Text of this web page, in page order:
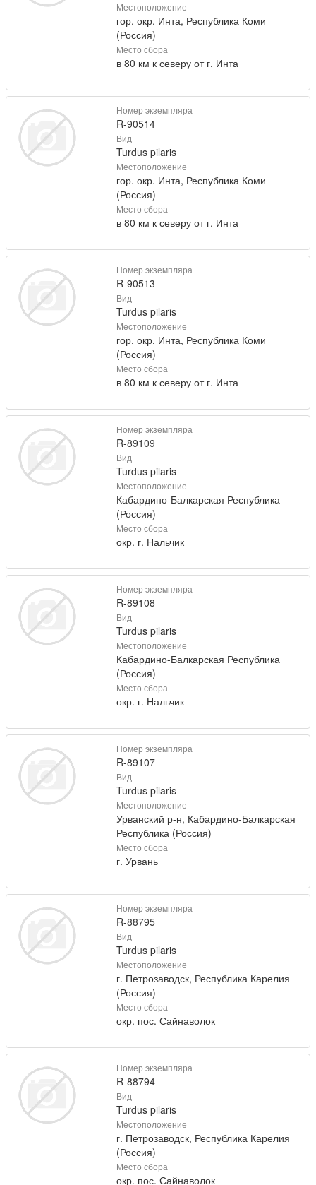
Местоположение
гор. окр. Инта, Республика Коми
(Россия)
Место сбора
в 80 км к северу от г. Инта
Номер экземпляра
R-90514
Вид
Turdus pilaris
Местоположение
гор. окр. Инта, Республика Коми
(Россия)
Место сбора
в 80 км к северу от г. Инта
Номер экземпляра
R-90513
Вид
Turdus pilaris
Местоположение
гор. окр. Инта, Республика Коми
(Россия)
Место сбора
в 80 км к северу от г. Инта
Номер экземпляра
R-89109
Вид
Turdus pilaris
Местоположение
Кабардино-Балкарская Республика
(Россия)
Место сбора
окр. г. Нальчик
Номер экземпляра
R-89108
Вид
Turdus pilaris
Местоположение
Кабардино-Балкарская Республика
(Россия)
Место сбора
окр. г. Нальчик
Номер экземпляра
R-89107
Вид
Turdus pilaris
Местоположение
Урванский р-н, Кабардино-Балкарская
Республика (Россия)
Место сбора
г. Урвань
Номер экземпляра
R-88795
Вид
Turdus pilaris
Местоположение
г. Петрозаводск, Республика Карелия
(Россия)
Место сбора
окр. пос. Сайнаволок
Номер экземпляра
R-88794
Вид
Turdus pilaris
Местоположение
г. Петрозаводск, Республика Карелия
(Россия)
Место сбора
окр. пос. Сайнаволок